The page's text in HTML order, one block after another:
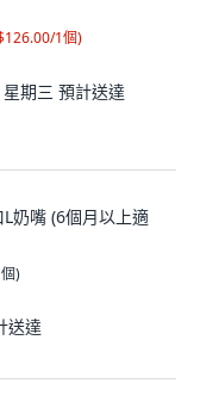
1個)
期三 預計送達
奶嘴 (6個月以上適
)
送達